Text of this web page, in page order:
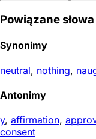
Powiązane słowa
Synonimy
neutral, nothing,
Antonimy
y, affirmation,
consent